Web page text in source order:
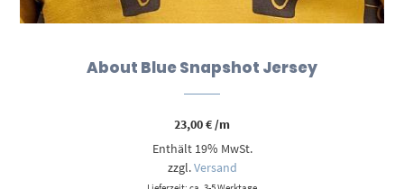
About Blue Snapshot Jersey
23,00€/m
Enthält 19% MwSt.
zzgl.Versand